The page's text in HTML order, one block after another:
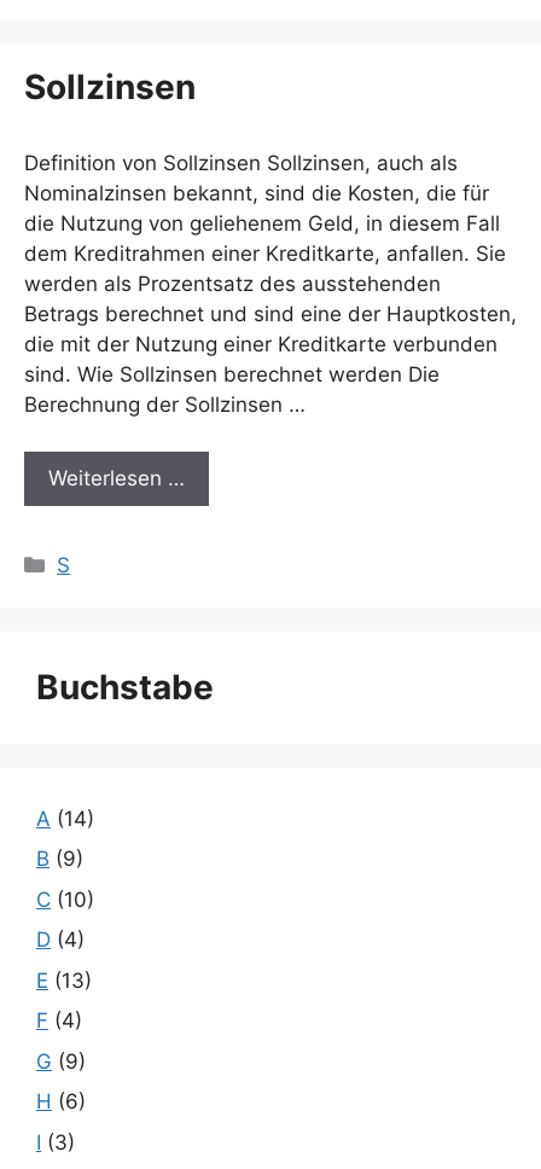
Sollzinsen
Definition von Sollzinsen Sollzinsen, auch als
Nominalzinsen bekannt, sind die Kosten, die für
die Nutzung von geliehenem Geld, in diesem Fall
dem Kreditrahmen einer Kreditkarte, anfallen. Sie
werden als Prozentsatz des ausstehenden
Betrags berechnet und sind eine der Hauptkosten,
die mit der Nutzung einer Kreditkarte verbunden
sind. Wie Sollzinsen berechnet werden Die
Berechnung der Sollzinsen …
Weiterlesen …
Kategorien
S
Buchstabe
A (14)
B (9)
C (10)
D (4)
E (13)
F (4)
G (9)
H (6)
I (3)